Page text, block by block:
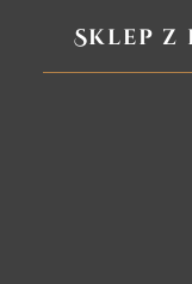
Sklep